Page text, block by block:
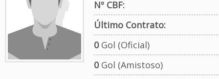
Nº CBF:
Último Contrato:
0Gol (Oficial)
0Gol (Amistoso)